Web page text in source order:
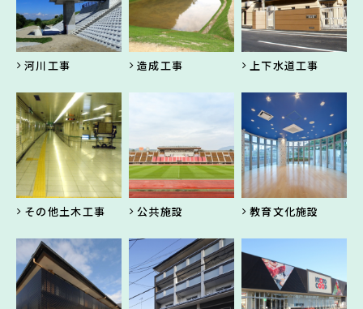
河川工事 造成工事 上下水道工事
その他土木工事 公共施設 教育文化施設